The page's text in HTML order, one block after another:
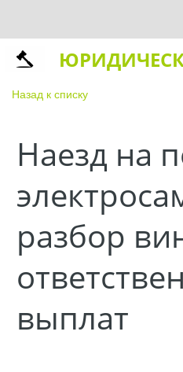
Назад к списку
Наезд на
разбор
выплат